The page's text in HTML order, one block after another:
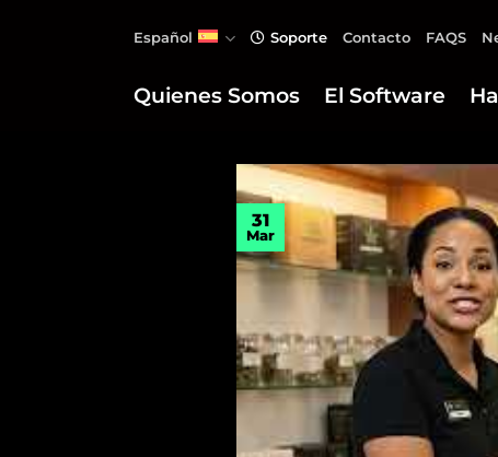
Español Soporte Contacto FAQS
Quienes Somos El Software
31
Mar